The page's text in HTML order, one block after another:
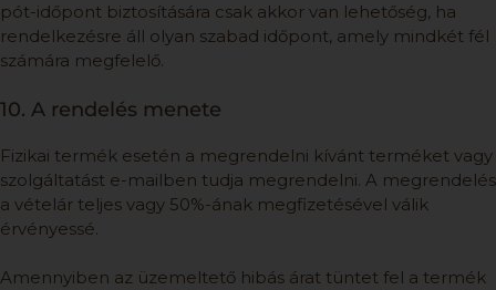
pót-időpont biztosítására csak akkor van lehetőség, ha
rendelkezésre áll olyan szabad időpont, amely mindkét fél
számára megfelelő.
10. A rendelés menete
Fizikai termék esetén a megrendelni kívánt terméket vagy
szolgáltatást e-mailben tudja megrendelni. A megrendelés
a vételár teljes vagy 50%-ának megfizetésével válik
érvényessé.
Amennyiben az üzemeltető hibás árat tüntet fel a termék